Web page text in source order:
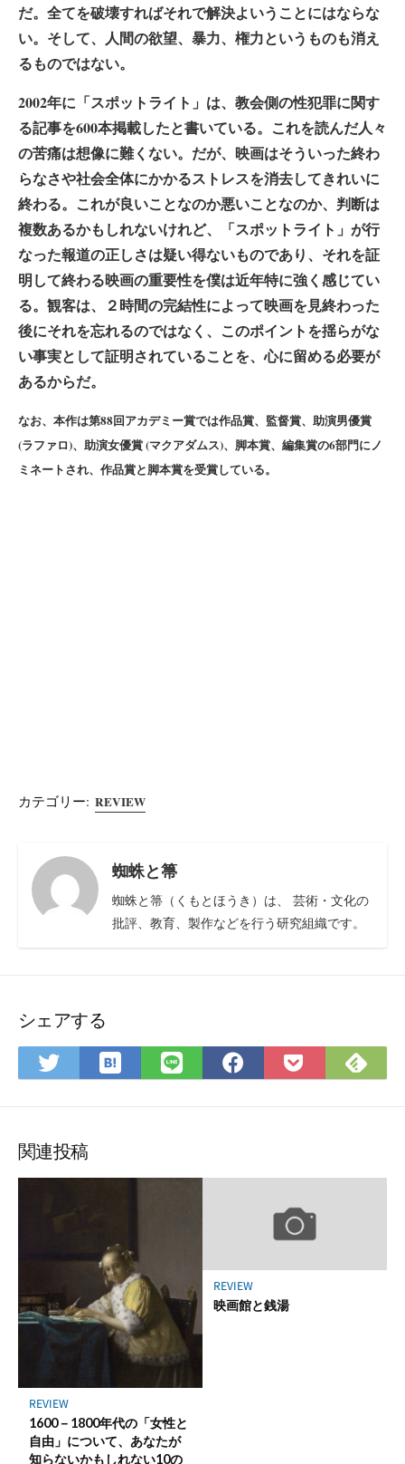
だ。全てを破壊すればそれで解決よいうことにはならな
い。そして、人間の欲望、暴力、権力というものも消え
るものではない。
2002年に「スポットライト」は、教会側の性犯罪に関す
る記事を600本掲載したと書いている。これを読んだ人々
の苦痛は想像に難くない。だが、映画はそういった終わ
らなさや社会全体にかかるストレスを消去してきれいに
終わる。これが良いことなのか悪いことなのか、判断は
複数あるかもしれないけれど、「スポットライト」が行
なった報道の正しさは疑い得ないものであり、それを証
明して終わる映画の重要性を僕は近年特に強く感じてい
る。観客は、２時間の完結性によって映画を見終わった
後にそれを忘れるのではなく、このポイントを揺らがな
い事実として証明されていることを、心に留める必要が
あるからだ。
なお、本作は第88回アカデミー賞では作品賞、監督賞、助演男優賞
(ラファロ)、助演女優賞 (マクアダムス)、脚本賞、編集賞の6部門にノ
ミネートされ、作品賞と脚本賞を受賞している。
カテゴリー: REVIEW
蜘蛛と箒
蜘蛛と箒（くもとほうき）は、 芸術・文化の
批評、教育、製作などを行う研究組織です。
シェアする
Twitter
で
ア
は
て
ク
に
保
存
LINE
で
Facebook
で
Pocket
に
で
関連投稿
REVIEW
1600－1800年代の「女性と
自由」について、あなたが
知らないかもしれない10の
REVIEW
映画館と銭湯